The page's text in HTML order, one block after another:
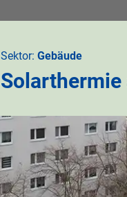
Sektor: Gebäude
Solarthermie